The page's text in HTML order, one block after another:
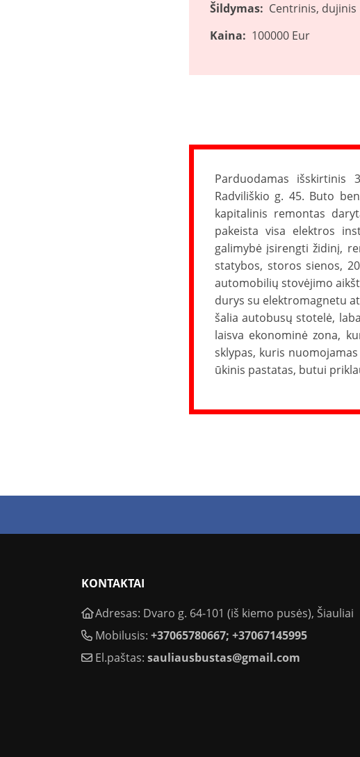
Šildymas: Centrinis, dujinis
Kaina: 100000 Eur
Parduodamas
Radviliškio g. 45. Buto
kapitalinis remontas
pakeista visa elektros
galimybė įsirengti židinį,
statybos, storos sienos,
automobilių stovėjimo
durys su elektromagnetu
šalia autobusų stotelė,
laisva ekonominė zona,
sklypas, kuris
ūkinis pastatas, butui
KONTAKTAI
Adresas: Dvaro g. 64-101 (iš kiemo pusės), Šiauliai
Mobilusis: +37065780667; +37067145995
El.paštas: sauliausbustas@gmail.com